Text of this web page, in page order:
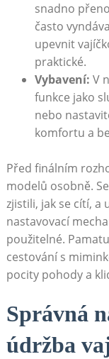
snadno
často
upevnit
praktické.
Vybavení: V
funkce jako
nebo
komfortu a
Před finálním
modelů osobně.
zjistili, jak se cítí, a
nastavovací
použitelné.
cestování s
pocity pohody a
Správná
údržba